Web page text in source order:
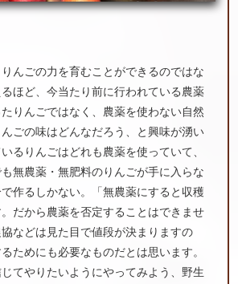
んごの力を育むことができるのではな
ほど、今当たり前に行われている農薬
りんごではなく、農薬を使わない自然
ごの味はどんなだろう、と興味が湧い
るりんごはどれも農薬を使っていて、
無農薬・無肥料のりんごが手に入らな
作るしかない。「無農薬にすると収穫
だから農薬を否定することはできませ
などは見た目で値段が決まりますの
ためにも必要なものだとは思います。
てやりたいようにやってみよう、野生